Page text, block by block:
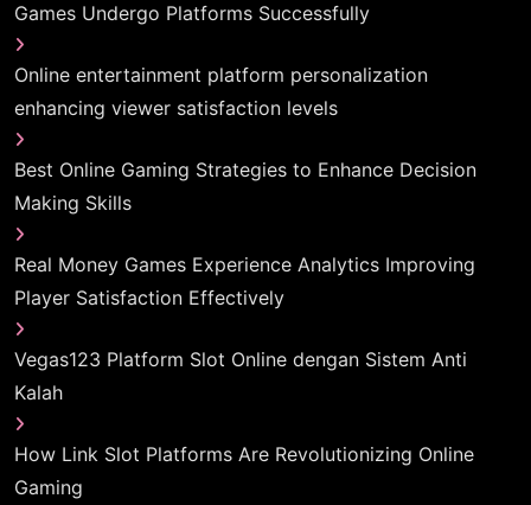
Games Undergo Platforms Successfully
Online entertainment platform personalization
enhancing viewer satisfaction levels
Best Online Gaming Strategies to Enhance Decision
Making Skills
Real Money Games Experience Analytics Improving
Player Satisfaction Effectively
Vegas123 Platform Slot Online dengan Sistem Anti
Kalah
How Link Slot Platforms Are Revolutionizing Online
Gaming